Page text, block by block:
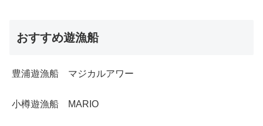
おすすめ遊漁船
豊浦遊漁船 マジカルアワー
小樽遊漁船 MARIO